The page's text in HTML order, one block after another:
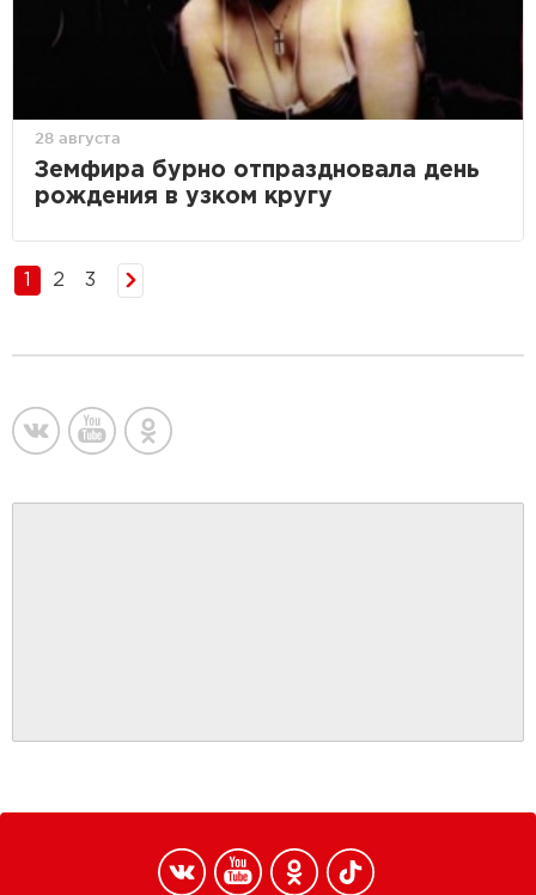
28 августа
Земфира бурно отпраздновала день
рождения в узком кругу
2 3